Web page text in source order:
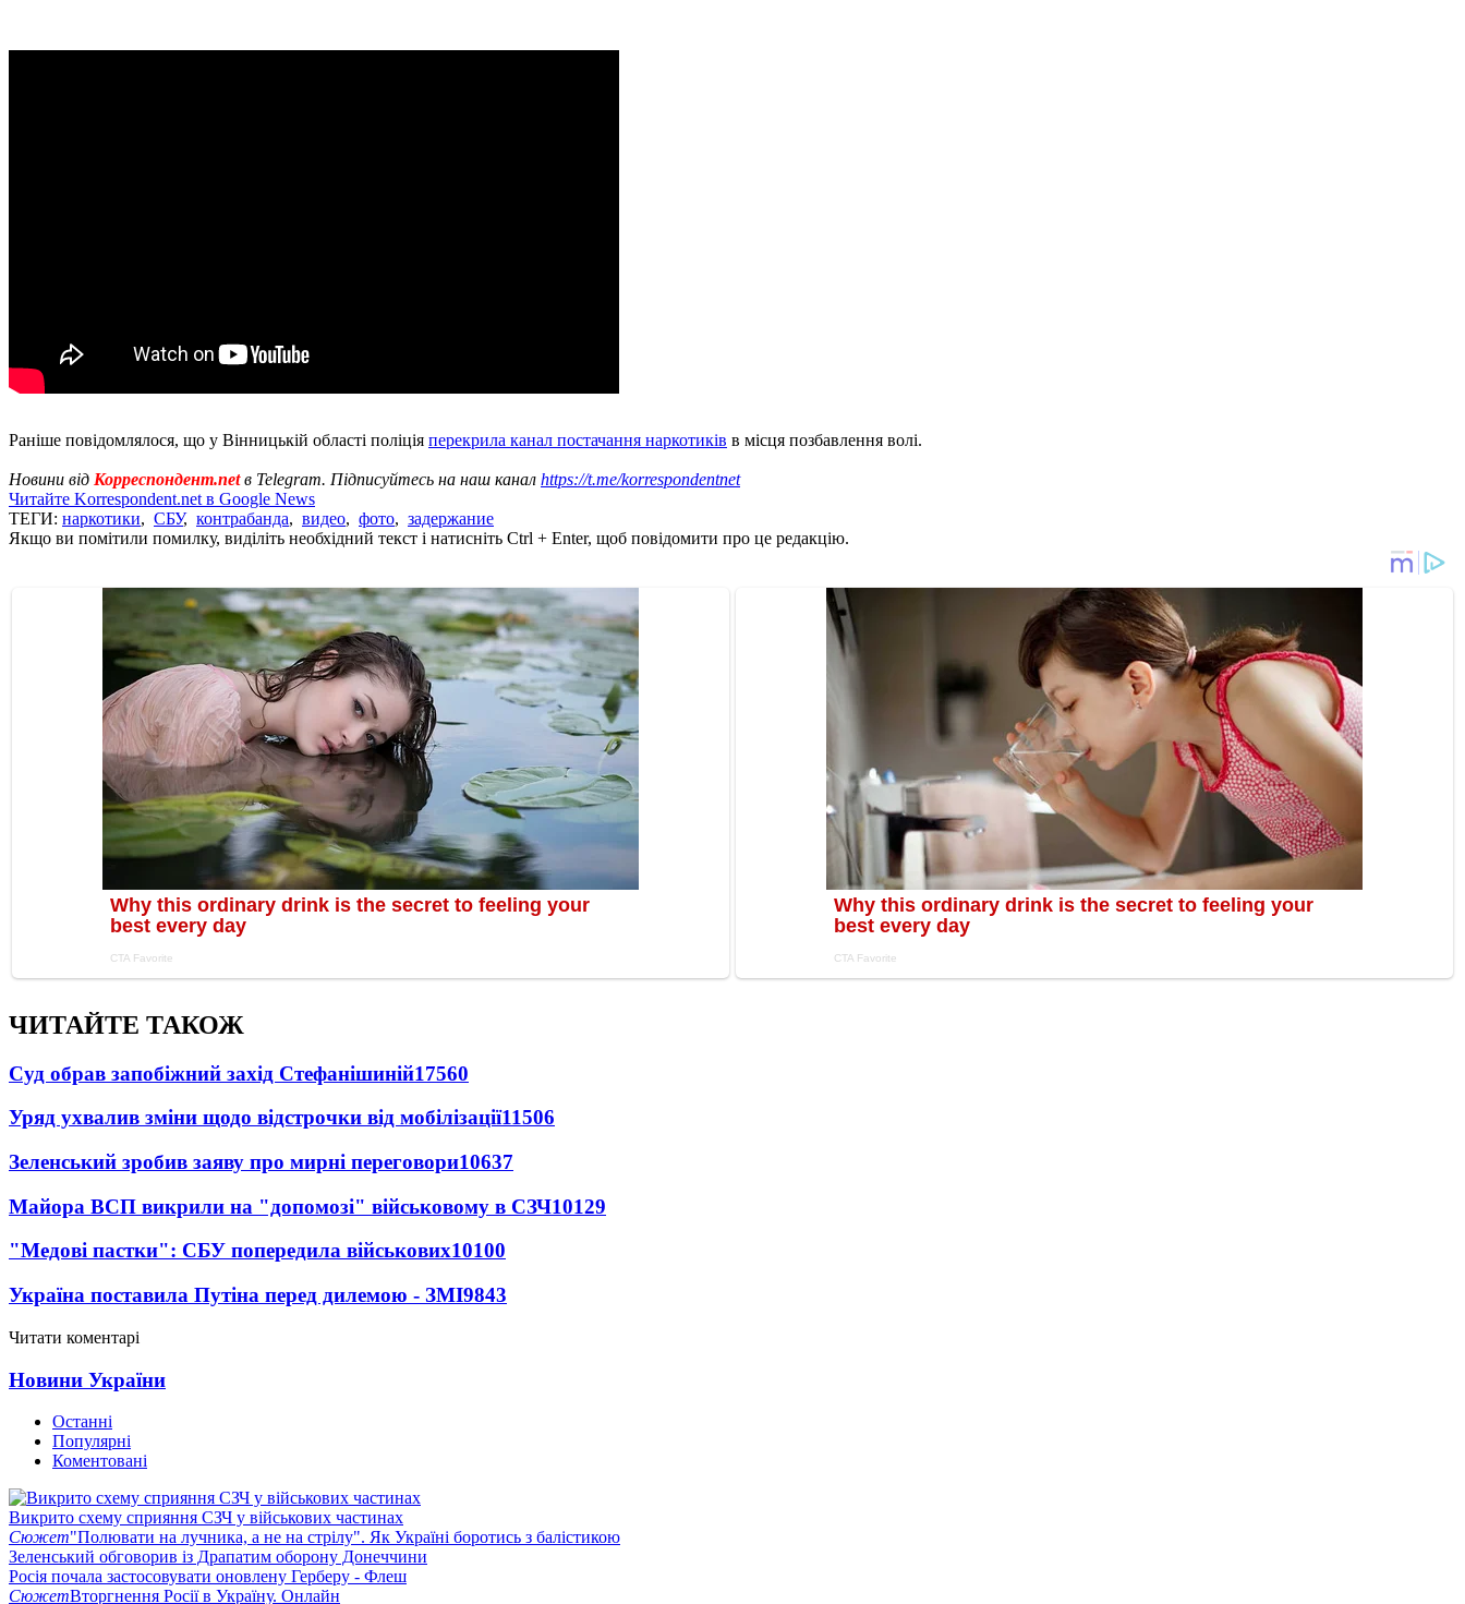
Раніше повідомлялося, що у Вінницькій області поліція перекрила канал постачання наркотиків в місця позбавлення волі.
Новини від Корреспондент.netв Telegram. Підписуйтесь на наш канал https://t.me/korrespondentnet
Читайте Korrespondent.net в Google News
ТЕГИ: наркотики, СБУ, контрабанда, видео, фото, задержание
Якщо ви помітили помилку, виділіть необхідний текст і натисніть Ctrl + Enter, щоб повідомити про це редакцію.
ЧИТАЙТЕ ТАКОЖ
Суд обрав запобіжний захід Стефанішиній17560
Уряд ухвалив зміни щодо відстрочки від мобілізації11506
Зеленський зробив заяву про мирні переговори10637
Майора ВСП викрили на "допомозі" військовому в СЗЧ10129
"Медові пастки": СБУ попередила військових10100
Україна поставила Путіна перед дилемою - ЗМІ9843
Читати коментарі
Новини України
Останні
Популярні
Коментовані
Викрито схему сприяння СЗЧ у військових частинах
Сюжет"Полювати на лучника, а не на стрілу". Як Україні боротись з балістикою
Зеленський обговорив із Драпатим оборону Донеччини
Росія почала застосовувати оновлену Герберу - Флеш
СюжетВторгнення Росії в Україну. Онлайн